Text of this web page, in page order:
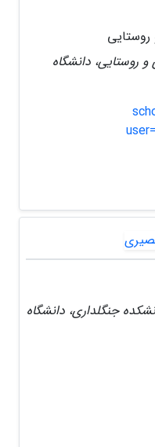
روستایی
و روستایی، دانشگاه
جنگلداری، دانشگاه